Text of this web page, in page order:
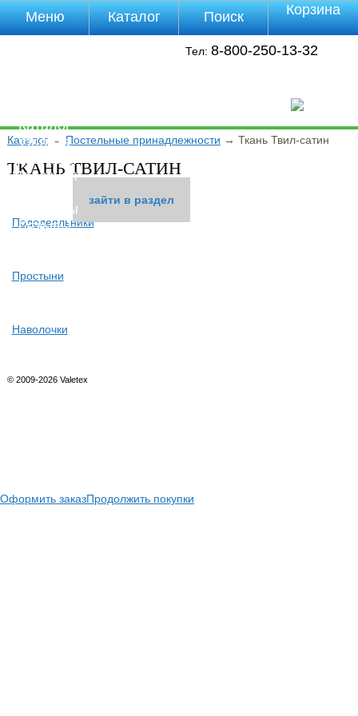
Тел: 8-800-250-13-32
Каталог→ Постельные принадлежности → Ткань Твил-сатин
ТКАНЬ ТВИЛ-САТИН
Пододеяльники
зайти в раздел
Простыни
зайти в раздел
Наволочки
зайти в раздел
© 2009-2026 Valetex
Меню
Каталог
Оплата
Доставка
Полезная
Магазины
Отзывы
Каталог Поиск Корзина
Оформить заказПродолжить покупки